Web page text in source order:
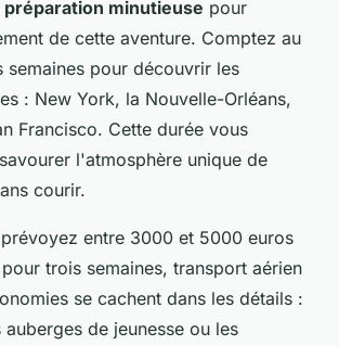
préparation minutieuse pour
de cette aventure. Comptez au
semaines pour découvrir les
: New York, la Nouvelle-Orléans,
Francisco. Cette durée vous
l'atmosphère unique de
courir.
entre 3000 et 5000 euros
trois semaines, transport aérien
se cachent dans les détails :
de jeunesse ou les